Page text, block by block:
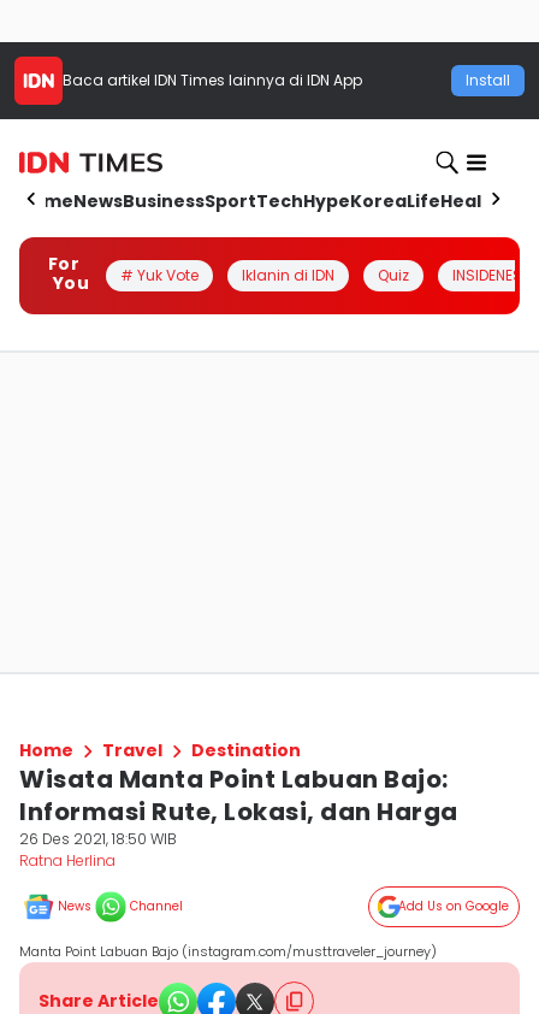
Baca artikel IDN Times lainnya di IDN App Install
HomeNewsBusinessSportTechHypeKoreaLifeHealth
For
You
# Yuk Vote Iklanin di IDN Quiz INSIDENESIA
Home Travel Destination
Wisata Manta Point Labuan Bajo:
Informasi Rute, Lokasi, dan Harga
26 Des 2021, 18:50 WIB
Ratna Herlina
News Channel Add Us on Google
Manta Point Labuan Bajo (instagram.com/musttraveler_journey)
Share Article